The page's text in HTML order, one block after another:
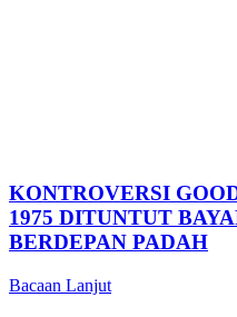
KONTROVERSI
1975 DITUNTUT
BERDEPAN PADAH
Bacaan Lanjut